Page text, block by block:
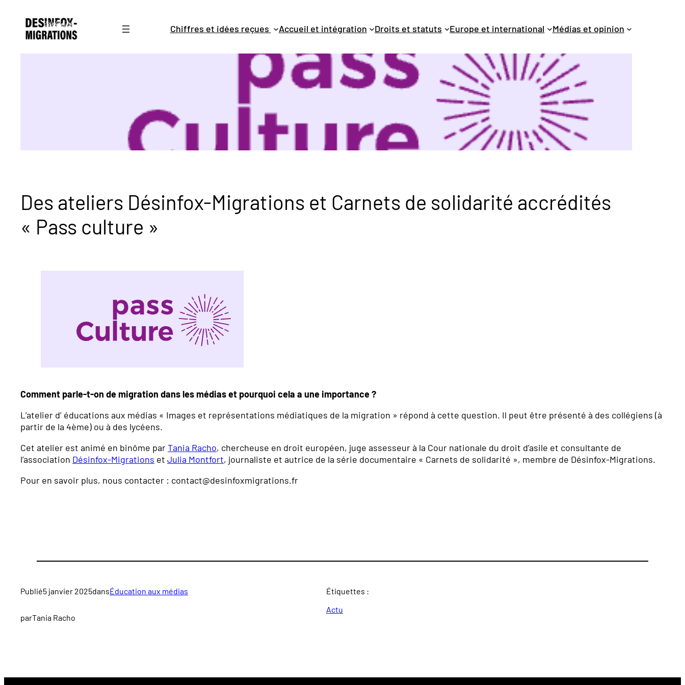
contenu
Chiffres et idées reçues Accueil et intégration Droits et statuts Europe et international Médias et opinion
Des ateliers Désinfox-Migrations et Carnets de solidarité accrédités
« Pass culture »
Comment parle-t-on de migration dans les médias et pourquoi cela a une importance ?
L’atelier d’ éducations aux médias « Images et représentations médiatiques de la migration » répond à cette question. Il peut être présenté à des collégiens (à
partir de la 4ème) ou à des lycéens.
Cet atelier est animé en binôme parTania Racho, chercheuse en droit européen, juge assesseur à la Cour nationale du droit d’asile et consultante de
l’association Désinfox-Migrations et Julia Montfort, journaliste et autrice de la série documentaire « Carnets de solidarité », membre de Désinfox-Migrations.
Pour en savoir plus, nous contacter : contact@desinfoxmigrations.fr
Publié5 janvier 2025dansÉducation aux médias
parTania Racho
Étiquettes :
Actu